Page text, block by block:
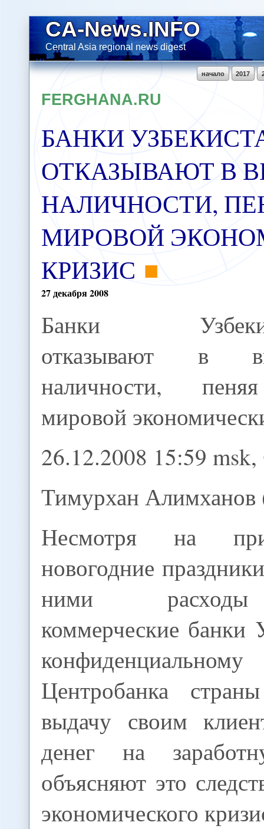
CA-News.INFO
Central Asia regional news digest
2017
начало
FERGHANA.RU
БАНКИ
ОТКАЗЫВАЮТ В
НАЛИЧНОСТИ,
МИРОВОЙ
КРИЗИС
27декабря2008
Банки
отказывают в
наличности,
мировой
26.12.2008 15:59
Тимурхан Алимханов
Несмотря на
новогодние
ними
коммерческие банки
Центробанка
выдачу своим
денег на
объясняют это
экономического